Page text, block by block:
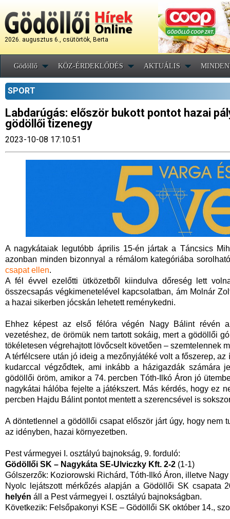
2026. augusztus 6., csütörtök, Berta
Gödöllő KÖZ-ÉRDEKLŐDÉS AKTUÁLIS
SPORT
Labdarúgás: először bukott pontot hazai
gödöllői tizenegy
2023-10-08 17:10:51
A nagykátaiak legutóbb április 15-én jártak a Táncsics
azonban minden bizonnyal a rémálom kategóriába
csapat ellen.
A fél évvel ezelőtti ütközetből kiindulva dőreség lett
összecsapás végkimenetelével kapcsolatban, ám Molnár
a hazai sikerben jócskán lehetett reménykedni.
Ehhez képest az első félóra végén Nagy Bálint révén
vezetéshez, de örömük nem tartott sokáig, mert a gödöllői
tökéletesen végrehajtott lövőcselt követően – szemtelennek
A térfélcsere után jó ideig a mezőnyjátéké volt a főszerep,
kudarccal végződtek, ami inkább a házigazdák számára
gödöllői öröm, amikor a 74. percben Tóth-Ilkó Áron jó
nagykátai hálóba fejelte a játékszert. Más kérdés, hogy ez
percben Hajdu Bálint pontot mentett a szerencsével is
A döntetlennel a gödöllői csapat először járt úgy, hogy nem
az idényben, hazai környezetben.
Pest vármegyei I. osztályú
Gödöllői SK – Nagykáta SE-Ulviczky Kft. 2-2 (1-1)
Gólszerzők: Koziorowski Richárd, Tóth-Ilkó Áron, illetve
Nyolc lejátszott mérkőzés alapján a Gödöllői SK csapata
helyén áll a Pest vármegyei I. osztályú bajnokságban.
Következik: Felsőpakonyi KSE – Gödöllői SK október 14.,